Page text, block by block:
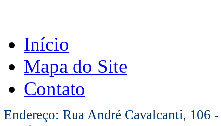
Início
Mapa do Site
Contato
Endereço: Rua André Cavalcanti, 106